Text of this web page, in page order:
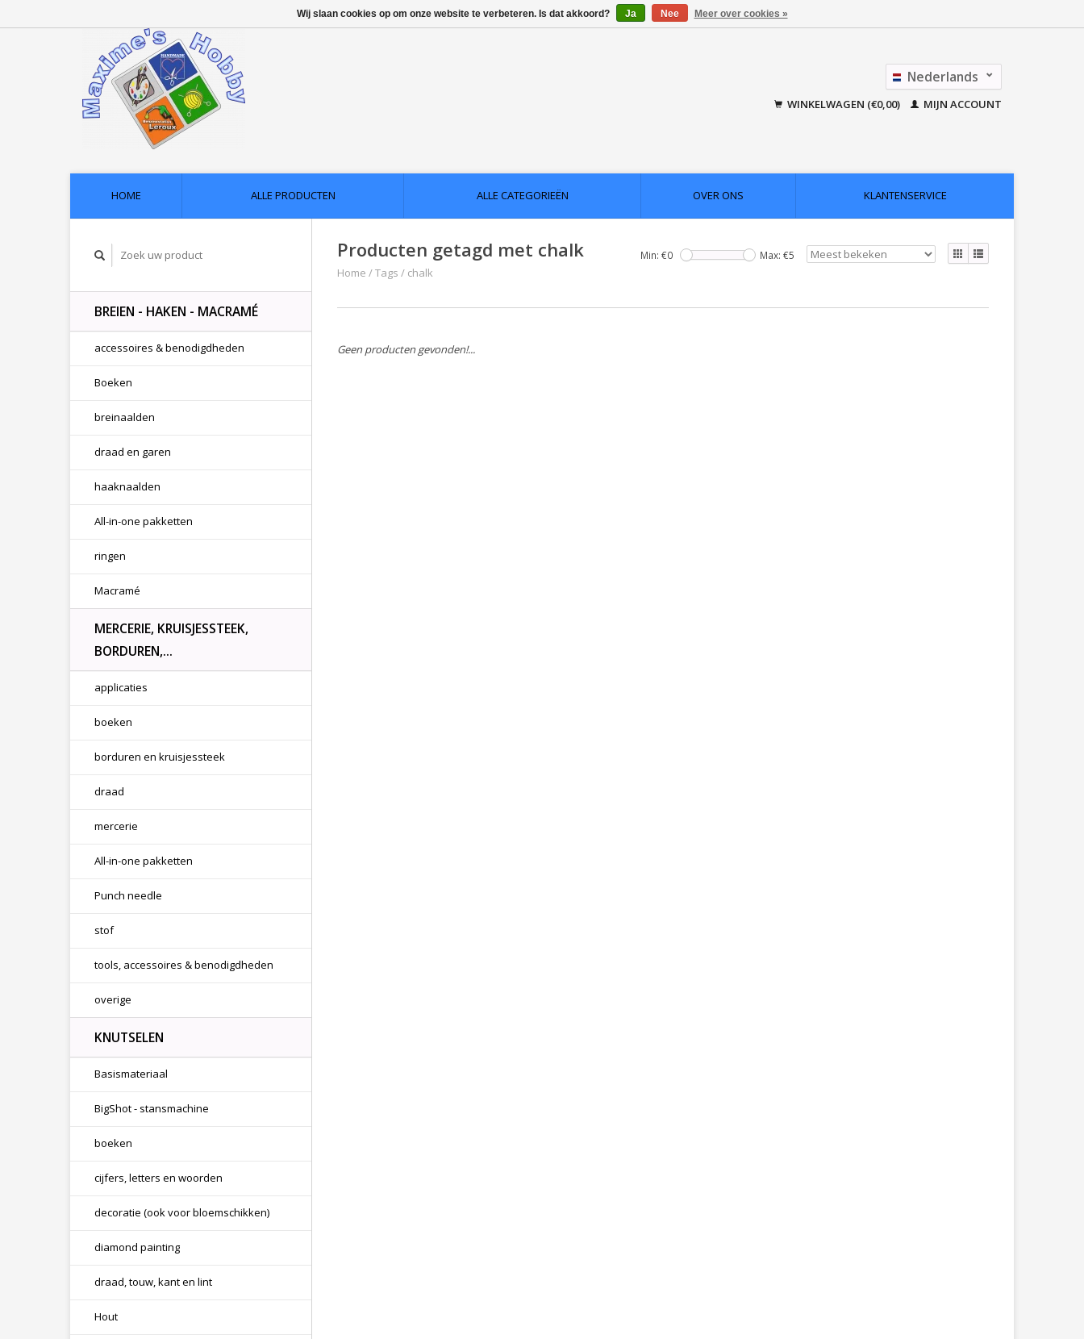
Nederlands
Français
WINKELWAGEN (€0,00) MIJN ACCOUNT
HOME ALLE PRODUCTEN ALLE CATEGORIEËN OVER ONS KLANTENSERVICE
BREIEN - HAKEN - MACRAMÉ
accessoires & benodigdheden
Boeken
breinaalden
draad en garen
haaknaalden
All-in-one pakketten
ringen
Macramé
MERCERIE, KRUISJESSTEEK,
BORDUREN,...
applicaties
boeken
borduren en kruisjessteek
draad
mercerie
All-in-one pakketten
Punch needle
stof
tools, accessoires & benodigdheden
overige
KNUTSELEN
Basismateriaal
BigShot - stansmachine
boeken
cijfers, letters en woorden
decoratie (ook voor bloemschikken)
diamond painting
draad, touw, kant en lint
Hout
Producten getagd met chalk
Home /Tags / chalk
Min: €0 Max: €5
Geen producten gevonden!...
Wij slaan cookies op om onze website te verbeteren. Is dat akkoord? Ja Nee Meer over cookies »